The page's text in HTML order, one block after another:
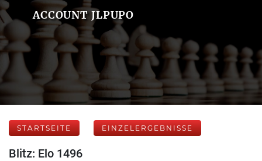
ACCOUNT JLPUPO
STARTSEITE EINZELERGEBNISSE
Blitz: Elo 1496